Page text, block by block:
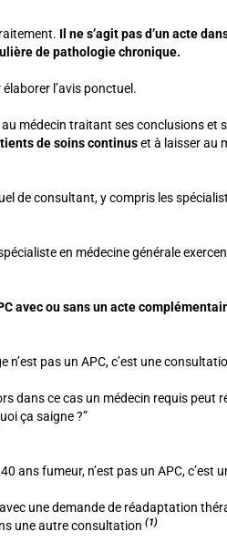
Il ne s’agit pas d’un acte
de pathologie chronique.
l’avis ponctuel.
médecin traitant ses conclusions et
de soins continuset à laisser au
de consultant, y compris les
en médecine générale
avec ou sans un acte
pas un APC, c’est une
dans ce cas un médecin requis peut
ça saigne ?”
ans fumeur, n’est pas un APC, c’est
une demande de réadaptation
une autre consultation (1)